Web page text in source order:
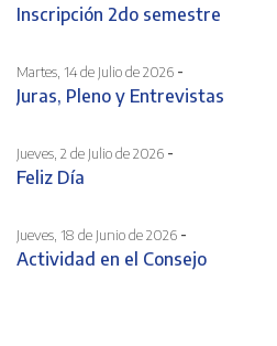
Inscripción 2do semestre
Martes, 14 de Julio de 2026 -
Juras, Pleno y Entrevistas
Jueves, 2 de Julio de 2026 -
Feliz Día
Jueves, 18 de Junio de 2026 -
Actividad en el Consejo